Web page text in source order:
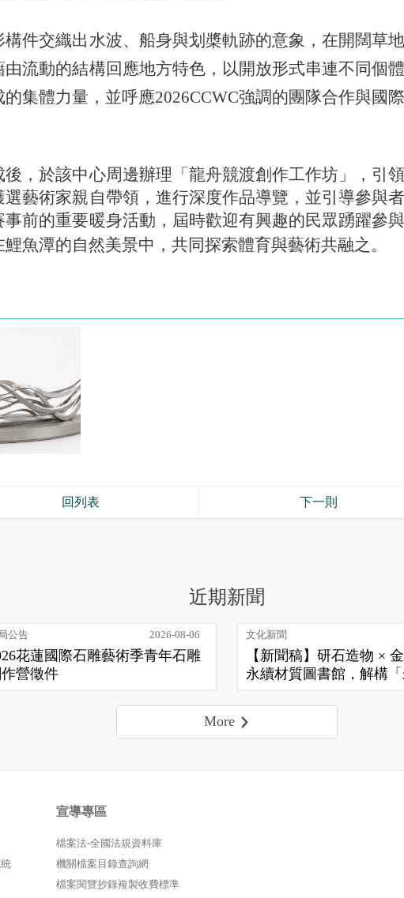
件交織出水波、船身與划槳軌跡的意象，在開闊草
流動的結構回應地方特色，以開放形式串連不同個體
集體力量，並呼應2026CCWC強調的團隊合作與國
，於該中心周邊辦理「龍舟競渡創作工作坊」，引
藝術家親自帶領，進行深度作品導覽，並引導參與
前的重要暖身活動，屆時歡迎有興趣的民眾踴躍參與
魚潭的自然美景中，共同探索體育與藝術共融之。
回列表 下一則
近期新聞
公告 2026-08-06
花蓮國際石雕藝術季青年石雕
營徵件
文化新聞
【新聞稿】研石造物 ×
永續材質圖書館，解構「
常」新樣貌
More
宣導專區
檔案法-全國法規資料庫
機關檔案目錄查詢網
檔案閱覽抄錄複製收費標準